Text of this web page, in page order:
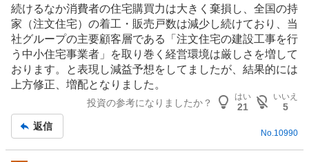
続けるなか消費者の住宅購買力は大きく棄損し、全国の持
家（注文住宅）の着工・販売戸数は減少し続けており、当
社グループの主要顧客層である「注文住宅の建設工事を行
う中小住宅事業者」を取り巻く経営環境は厳しさを増して
おります。と表現し減益予想をしてましたが、結果的には
上方修正、増配となりました。
投資の参考になりましたか？
はい
21
いいえ
5
返信
No.10990